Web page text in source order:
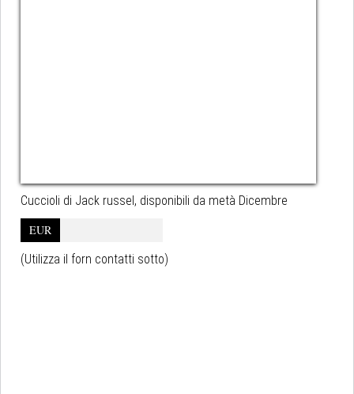
Cuccioli di Jack russel, disponibili da metà Dicembre
EUR
(Utilizza il forn contatti sotto)